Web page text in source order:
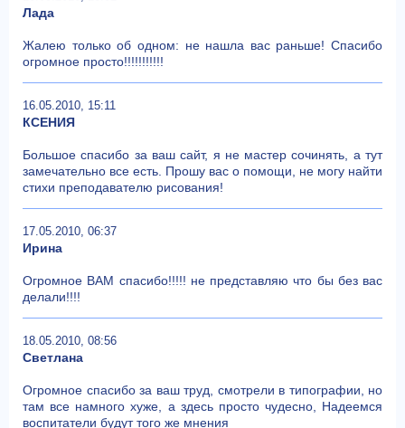
Лада
Жалею только об одном: не нашла вас раньше! Спасибо
огромное просто!!!!!!!!!!!
16.05.2010, 15:11
КСЕНИЯ
Большое спасибо за ваш сайт, я не мастер сочинять, а тут
замечательно все есть. Прошу вас о помощи, не могу найти
стихи преподавателю рисования!
17.05.2010, 06:37
Ирина
Огромное ВАМ спасибо!!!!! не представляю что бы без вас
делали!!!!
18.05.2010, 08:56
Светлана
Огромное спасибо за ваш труд, смотрели в типографии, но
там все намного хуже, а здесь просто чудесно, Надеемся
воспитатели будут того же мнения